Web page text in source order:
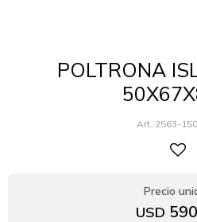
POLTRONA
2563-
USD